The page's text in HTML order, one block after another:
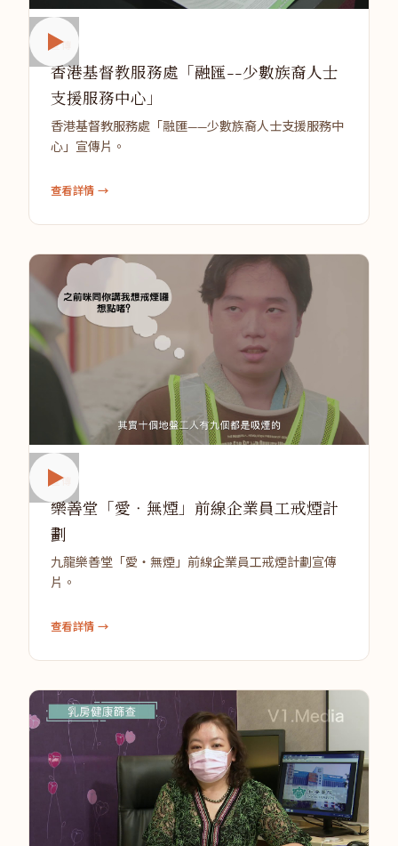
宣傳
香港基督教服務處「融匯--少數族裔人士
支援服務中心」
香港基督教服務處「融匯——少數族裔人士支援服務中
心」宣傳片。
查看詳情 →
宣傳
樂善堂「愛‧無煙」前線企業員工戒煙計
劃
九龍樂善堂「愛‧無煙」前線企業員工戒煙計劃宣傳
片。
查看詳情 →